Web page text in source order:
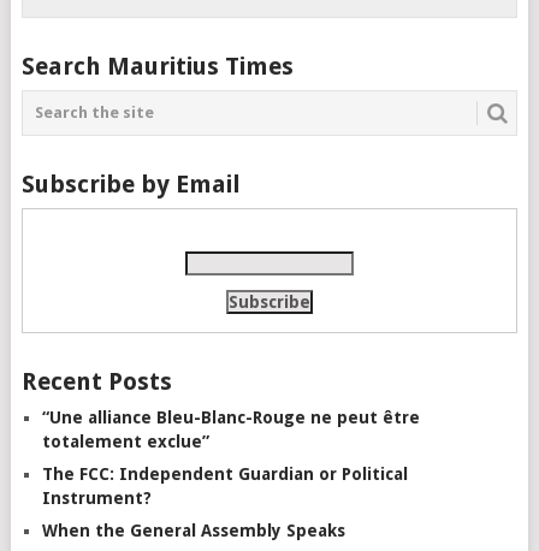
Search Mauritius Times
Subscribe by Email
Recent Posts
“Une alliance Bleu-Blanc-Rouge ne peut être
totalement exclue”
The FCC: Independent Guardian or Political
Instrument?
When the General Assembly Speaks